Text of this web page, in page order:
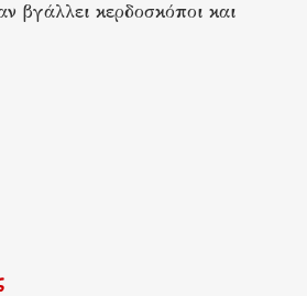
βγάλλει κερδοσκόποι και